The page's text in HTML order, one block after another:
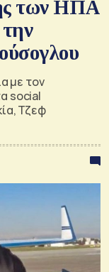
των ΗΠΑ
με τον
social
Τζεφ